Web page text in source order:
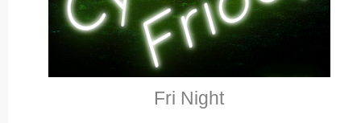
Fri Night